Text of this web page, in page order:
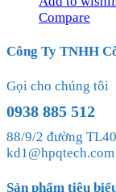
Compare
Công Ty TNHH
Gọi cho chúng tôi
0938 885 512
88/9/2 đường
kd1@hpqtech.com
Sản phẩm tiêu